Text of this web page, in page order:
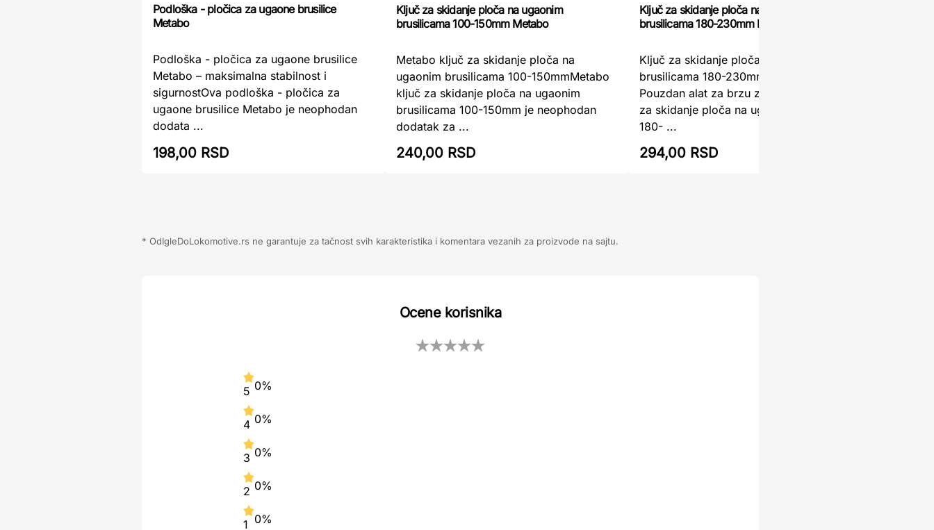
Podloška - pločica za ugaone brusilice
Metabo
Podloška - pločica za ugaone brusilice
Metabo – maksimalna stabilnost i
sigurnostOva podloška - pločica za
ugaone brusilice Metabo je neophodan
dodata ...
198,00 RSD
Ključ za skidanje ploča na ugaonim
brusilicama 100-150mm Metabo
Metabo ključ za skidanje ploča na
ugaonim brusilicama 100-150mmMetabo
ključ za skidanje ploča na ugaonim
brusilicama 100-150mm je neophodan
dodatak za ...
240,00 RSD
Ključ za skidanje ploča na ugaonim
brusilicama 180-230mm Metabo
Ključ za skidanje ploča na ugaonim
brusilicama 180-230mm Metabo –
Pouzdan alat za brzu zamenu diskaKljuč
za skidanje ploča na ugaonim brusilicama
180- ...
294,00 RSD
* OdIgleDoLokomotive.rs ne garantuje za tačnost svih karakteristika i komentara vezanih za proizvode na sajtu.
Ocene korisnika
5 0%
4 0%
3 0%
2 0%
1 0%